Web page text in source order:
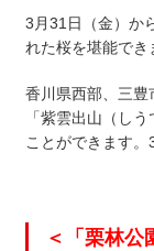
3月31日（金）か
れた桜を堪能でき
香川県西部、三豊
「紫雲出山（し
ことができます。
＜「栗林公